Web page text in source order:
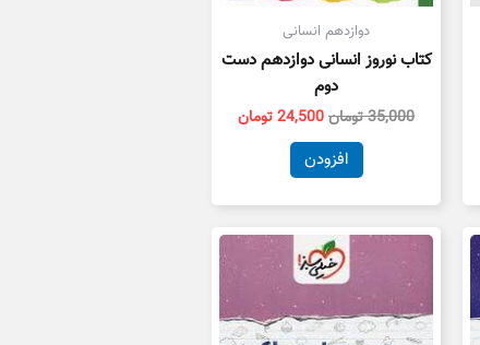
دوازدهم انسانی
کتاب نوروز انسانی دوازدهم دست
دوم
35,000تومان24,500تومان
افزودن